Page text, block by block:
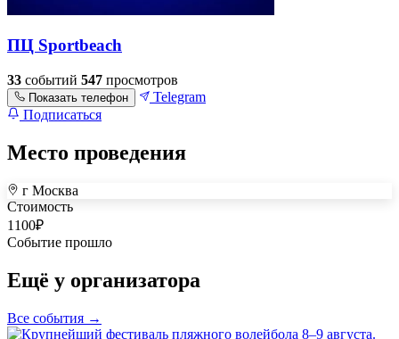
ПЦ Sportbeach
33 событий 547 просмотров
Показать телефон
Telegram
Подписаться
Место проведения
+
–
г Москва
Стоимость
1100₽
Событие прошло
Ещё у организатора
Все события →